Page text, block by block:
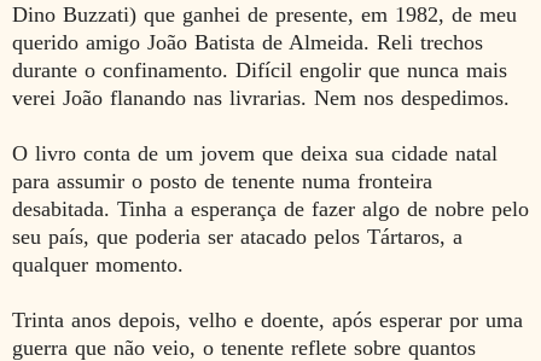
Dino Buzzati) que ganhei de presente, em 1982, de meu
querido amigo João Batista de Almeida. Reli trechos
durante o confinamento. Difícil engolir que nunca mais
verei João flanando nas livrarias. Nem nos despedimos.
O livro conta de um jovem que deixa sua cidade natal
para assumir o posto de tenente numa fronteira
desabitada. Tinha a esperança de fazer algo de nobre pelo
seu país, que poderia ser atacado pelos Tártaros, a
qualquer momento.
Trinta anos depois, velho e doente, após esperar por uma
guerra que não veio, o tenente reflete sobre quantos